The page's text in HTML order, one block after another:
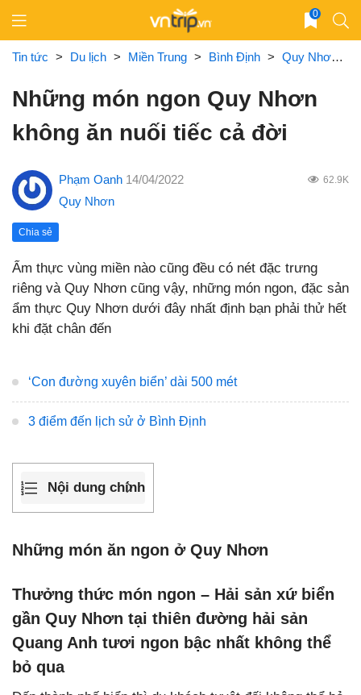
content
0
Tin tức > Du lịch > Miền Trung > Bình Định > Quy Nhơn
Những món ngon Quy Nhơn
không ăn nuối tiếc cả đời
Phạm Oanh 14/04/2022 62.9K
Quy Nhơn
Chia sẻ
Ẩm thực vùng miền nào cũng đều có nét đặc trưng
riêng và Quy Nhơn cũng vậy, những món ngon, đặc sản
ẩm thực Quy Nhơn dưới đây nhất định bạn phải thử hết
khi đặt chân đến
‘Con đường xuyên biển’ dài 500 mét
3 điểm đến lịch sử ở Bình Định
Nội dung chính
Những món ăn ngon ở Quy Nhơn
Thưởng thức món ngon – Hải sản xứ biển
gần Quy Nhơn tại thiên đường hải sản
Quang Anh tươi ngon bậc nhất không thể
bỏ qua